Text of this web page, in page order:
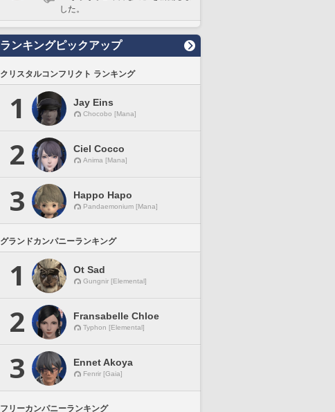
した。
ランキングピックアップ
クリスタルコンフリクト ランキング
1 Jay Eins
Chocobo [Mana]
2 Ciel Cocco
Anima [Mana]
3 Happo Hapo
Pandaemonium [Mana]
グランドカンパニーランキング
1 Ot Sad
Gungnir [Elemental]
2 Fransabelle Chloe
Typhon [Elemental]
3 Ennet Akoya
Fenrir [Gaia]
フリーカンパニーランキング